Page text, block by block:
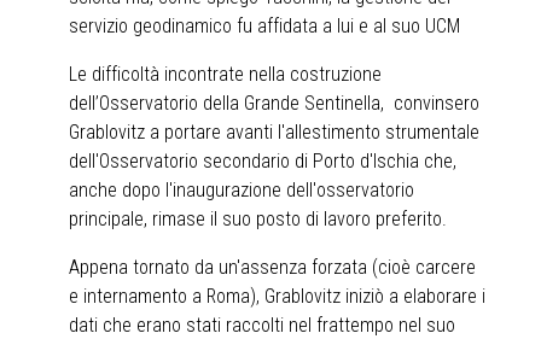
servizio geodinamico fu affidata a lui e al suo UCM
Le difficoltà incontrate nella costruzione
dell’Osservatorio della Grande Sentinella, convinsero
Grablovitz a portare avanti l'allestimento strumentale
dell'Osservatorio secondario di Porto d'Ischia che,
anche dopo l'inaugurazione dell'osservatorio
principale, rimase il suo posto di lavoro preferito.
Appena tornato da un'assenza forzata (cioè carcere
e internamento a Roma), Grablovitz iniziò a elaborare i
dati che erano stati raccolti nel frattempo nel suo